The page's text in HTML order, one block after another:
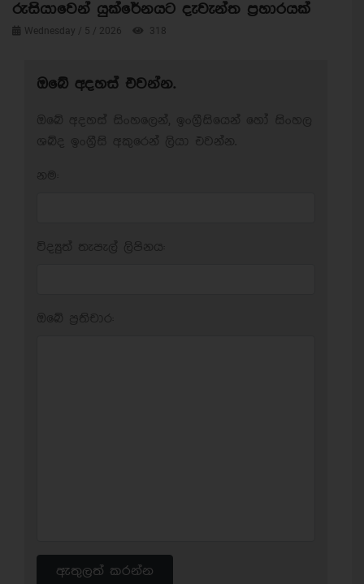
රුසියාවෙන් යුක්රේනයට දැවැන්ත ප්‍රහාරයක්
Wednesday / 5 / 2026 318
ඔබේ අදහස් එවන්න.
ඇතුලත් කරන්න